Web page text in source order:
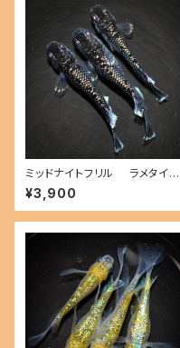
ミッドナイトフリル ラメタイプ
（2026年産まれ） オス1 メス2
(現物出品) ikahoff E-0801-5
1498-a
¥3,900